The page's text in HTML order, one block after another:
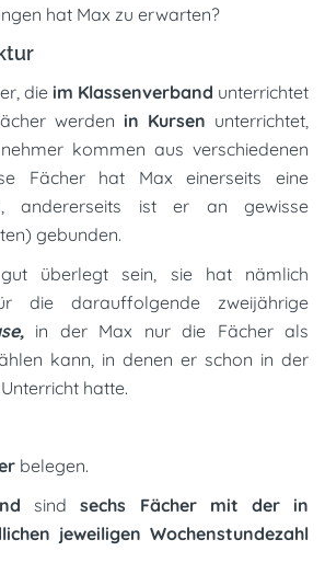
hat Max zu erwarten?
die im Klassenverband unterrichtet
werden in Kursen unterrichtet,
kommen aus verschiedenen
Fächer hat Max einerseits eine
andererseits ist er an gewisse
gebunden.
überlegt sein, sie hat nämlich
die darauffolgende zweijährige
in der Max nur die Fächer als
kann, in denen er schon in der
hatte.
belegen.
sindsechs Fächer mit der in
jeweiligen Wochenstundezahl